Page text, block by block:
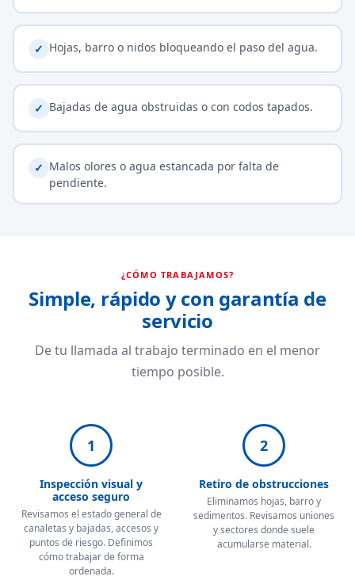
✓ Hojas, barro o nidos bloqueando el paso del agua.
✓ Bajadas de agua obstruidas o con codos tapados.
✓ Malos olores o agua estancada por falta de
pendiente.
¿CÓMO TRABAJAMOS?
Simple, rápido y con garantía de
servicio
De tu llamada al trabajo terminado en el menor
tiempo posible.
1
Inspección visual y
acceso seguro
Revisamos el estado general de
canaletas y bajadas, accesos y
puntos de riesgo. Definimos
cómo trabajar de forma
ordenada.
2
Retiro de obstrucciones
Eliminamos hojas, barro y
sedimentos. Revisamos uniones
y sectores donde suele
acumularse material.